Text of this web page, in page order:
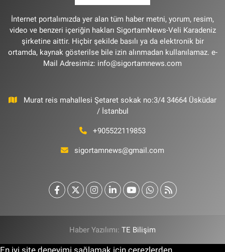
İnternet portalımızda yer alan tüm haber metni, yorum, resim,
video ve benzeri içeriğin hakları SigortamNews-Veli Karadeniz
şirketine aittir. Hiçbir şekilde basılı ya da elektronik bir
ortamda, kaynak gösterilse bile izin alınmadan kullanılamaz. e-
Mail Adresimiz: info@sigortamnews.com
Murat reis mahallesi Şetaret sokak no:3/4 34664 Üsküdar
/ İstanbul
+905522119853
sigortamnews@gmail.com
Haber Yazılımı: TE Bilişim